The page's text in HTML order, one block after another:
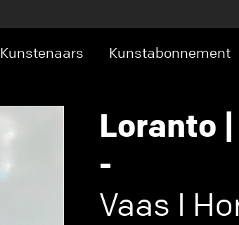
Kunstenaars Kunstabonnement
Loranto
-
Vaas I